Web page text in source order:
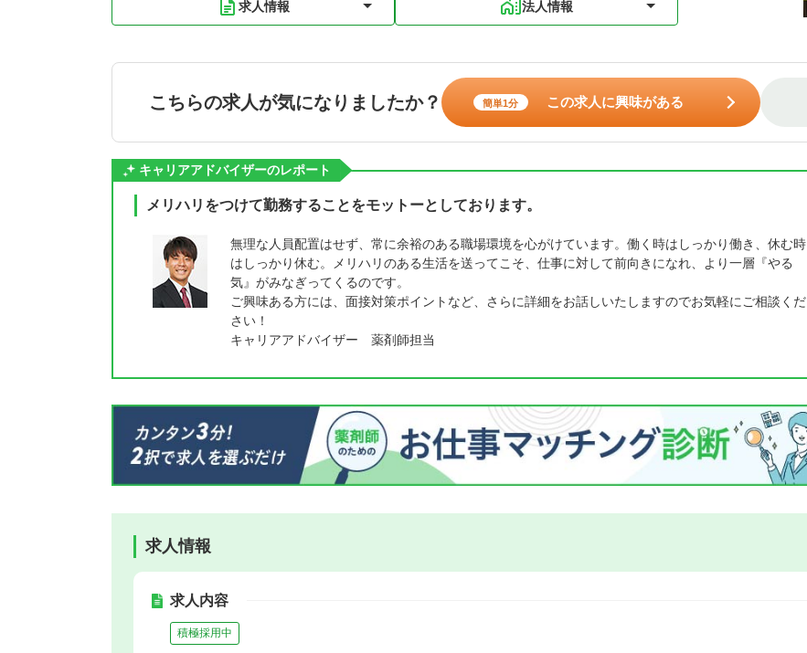
求人情報 法人情報
こちらの求人が気になりましたか？ 簡単1分 この求人に興味がある
キャリアアドバイザーのレポート
メリハリをつけて勤務することをモットーとしております。
無理な人員配置はせず、常に余裕のある職場環境を心がけています。働く時はしっかり働き、休む時
はしっかり休む。メリハリのある生活を送ってこそ、仕事に対して前向きになれ、より一層『やる
気』がみなぎってくるのです。
ご興味ある方には、面接対策ポイントなど、さらに詳細をお話しいたしますのでお気軽にご相談くだ
さい！
キャリアアドバイザー 薬剤師担当
求人情報
求人内容
積極採用中